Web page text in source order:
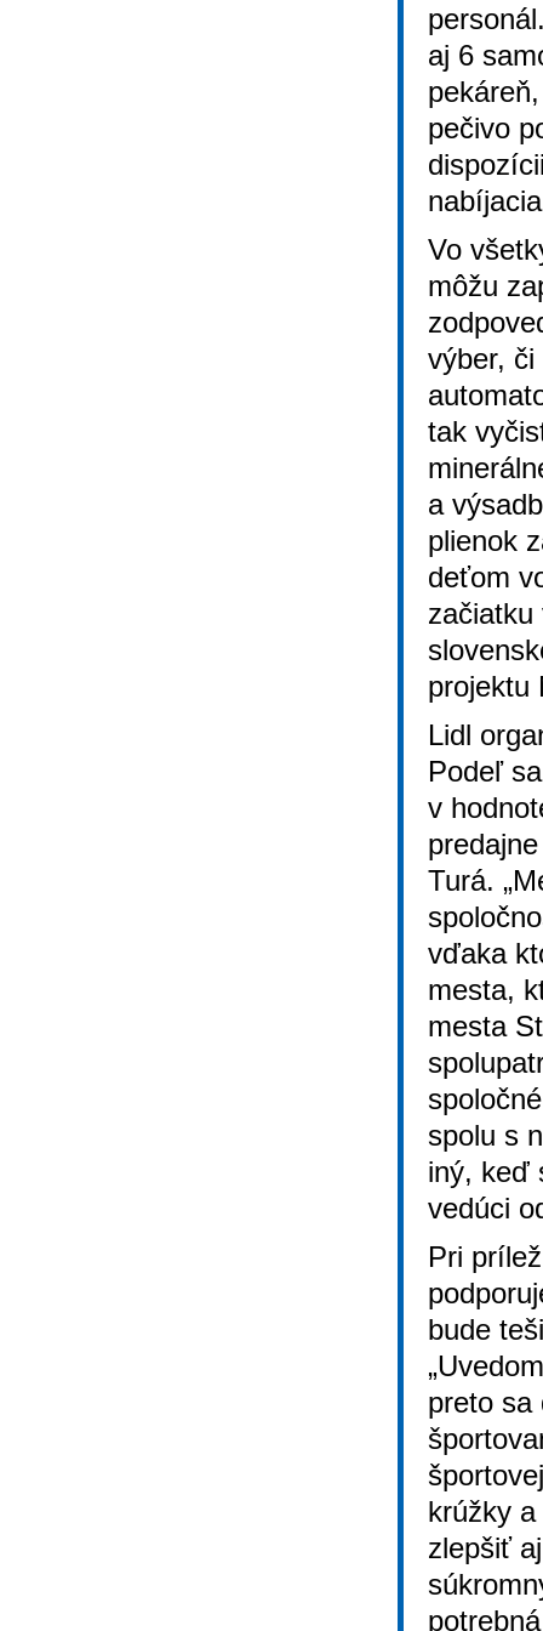
aj 6
pečivo
Vo
môžu
výber,
tak
a
plienok
deťom
projektu
Lidl
Podeľ
v
Turá.
vďaka
mesta,
mesta
spolu s
iný, keď
vedúci
Pri
bude
preto sa
krúžky
zlepšiť